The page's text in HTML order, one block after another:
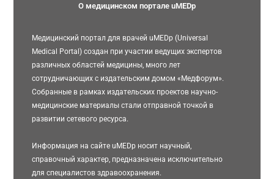
О медицинском портале uMEDp
Медицинский портал для врачей uMEDp (Universal
Medical Portal) создан при участии ведущих экспертов
различных областей медицины, много лет
сотрудничающих с издательским домом «Медфорум».
Собранные в рамках издательских проектов научно-
медицинские материалы стали отправной точкой в
развитии сетевого ресурса.
Информация на сайте uMEDp носит научный,
справочный характер, предназначена исключительно
для специалистов здравоохранения.